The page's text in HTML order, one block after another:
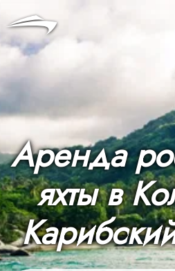
Аренда
яхты в